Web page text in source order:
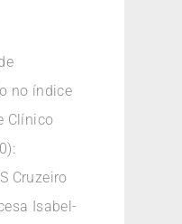
no índice
Clínico
Cruzeiro
Isabel-